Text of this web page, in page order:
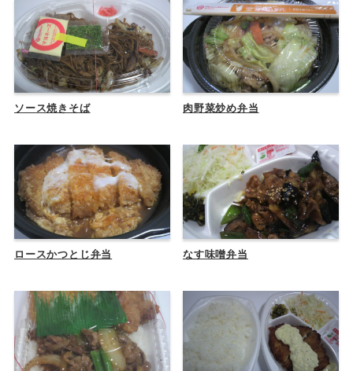
ソース焼きそば 肉野菜炒め弁当
ロースかつとじ弁当 なす味噌弁当